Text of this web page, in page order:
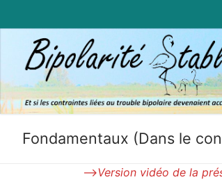
au
contenu
Fondamentaux (Dans le
–>Version vidéo de la